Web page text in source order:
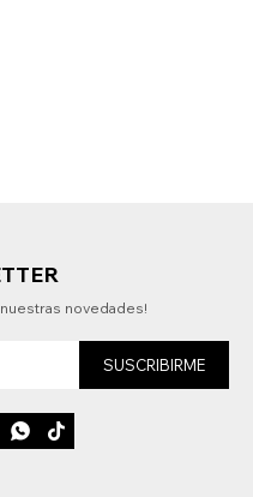
novedades!
SUSCRIBIRME
 